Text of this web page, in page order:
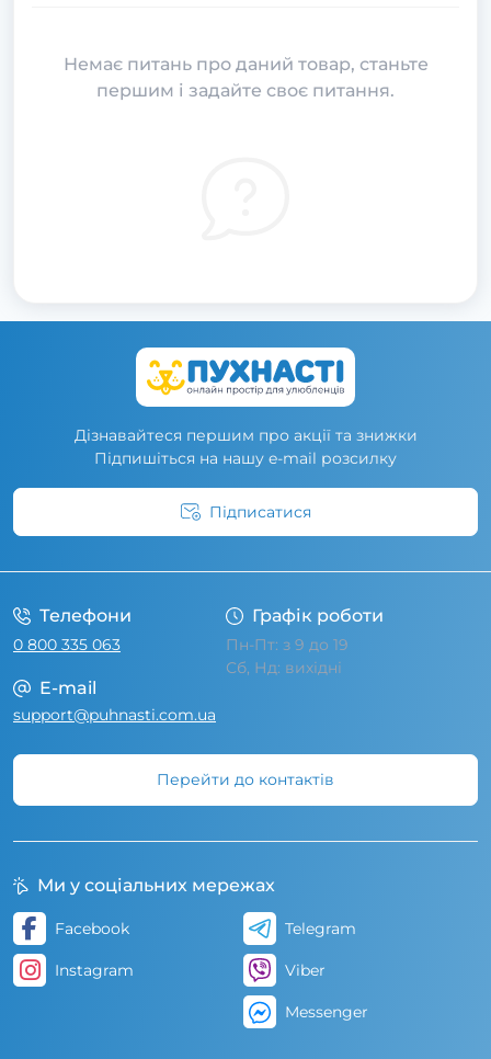
Немає питань про даний товар, станьте
першим і задайте своє питання.
Дізнавайтеся першим про акції та знижки
Підпишіться на нашу e-mail розсилку
Підписатися
Телефони
0 800 335 063
Графік роботи
Пн-Пт: з 9 до 19
Сб, Нд: вихідні
E-mail
support@puhnasti.com.ua
Перейти до контактів
Ми у соціальних мережах
Facebook
Instagram
Telegram
Viber
Messenger